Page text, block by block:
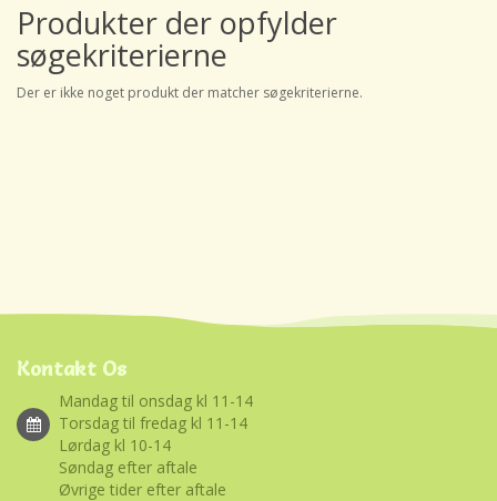
Produkter der opfylder
søgekriterierne
Der er ikke noget produkt der matcher søgekriterierne.
Kontakt Os
Mandag til onsdag kl 11-14
Torsdag til fredag kl 11-14
Lørdag kl 10-14
Søndag efter aftale
Øvrige tider efter aftale